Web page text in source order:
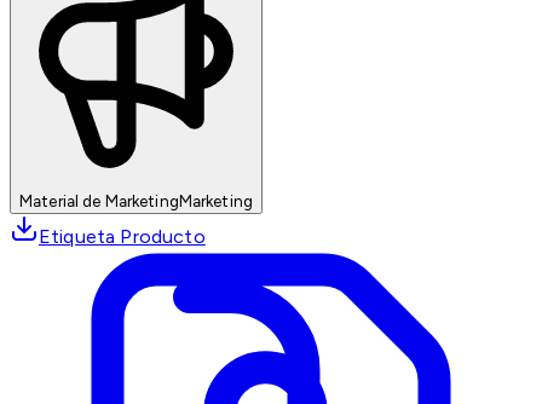
Material de MarketingMarketing
Etiqueta Producto